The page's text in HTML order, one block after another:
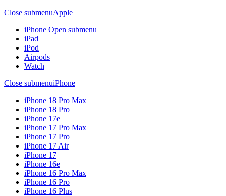
Close submenuApple
iPhone Open submenu
iPad
iPod
Airpods
Watch
Close submenuiPhone
iPhone 18 Pro Max
iPhone 18 Pro
iPhone 17e
iPhone 17 Pro Max
iPhone 17 Pro
iPhone 17 Air
iPhone 17
iPhone 16e
iPhone 16 Pro Max
iPhone 16 Pro
iPhone 16 Plus